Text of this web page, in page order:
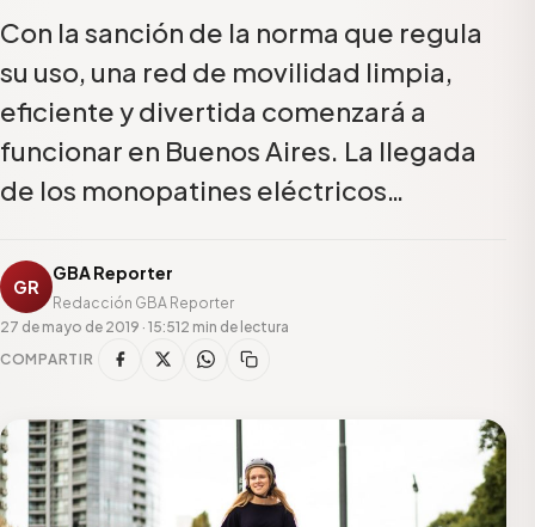
Con la sanción de la norma que regula
su uso, una red de movilidad limpia,
eficiente y divertida comenzará a
funcionar en Buenos Aires. La llegada
de los monopatines eléctricos…
GR
GBA Reporter
Redacción GBA Reporter
27 de mayo de 2019 · 15:512 min de lectura
COMPARTIR